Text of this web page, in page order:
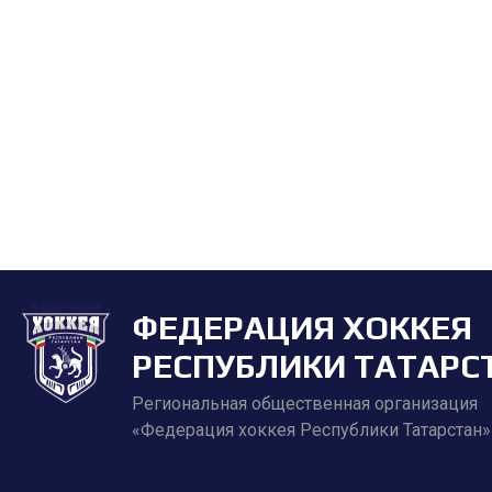
ФЕДЕРАЦИЯ ХОККЕЯ
РЕСПУБЛИКИ
Региональная общественная организация
«Федерация хоккея Республики Татарстан»